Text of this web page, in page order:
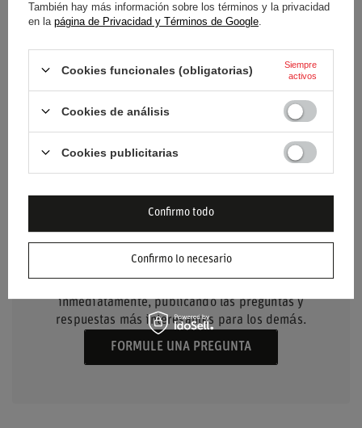
Número de puntos 6 puntos
Anchura
NECESITO AYUDA? TIENE
PREGUNTAS?
inmediatamente, publicando las preguntas y
respuestas más interesantes para los demás.
FORMULE UNA PREGUNTA
También hay más información sobre los términos y la privacidad
en la página de Privacidad y Términos de Google
Cookies funcionales (obligatorias)
Siempre
activos
Cookies de análisis
Cookies publicitarias
Confirmo lo necesario
Confirmo todo